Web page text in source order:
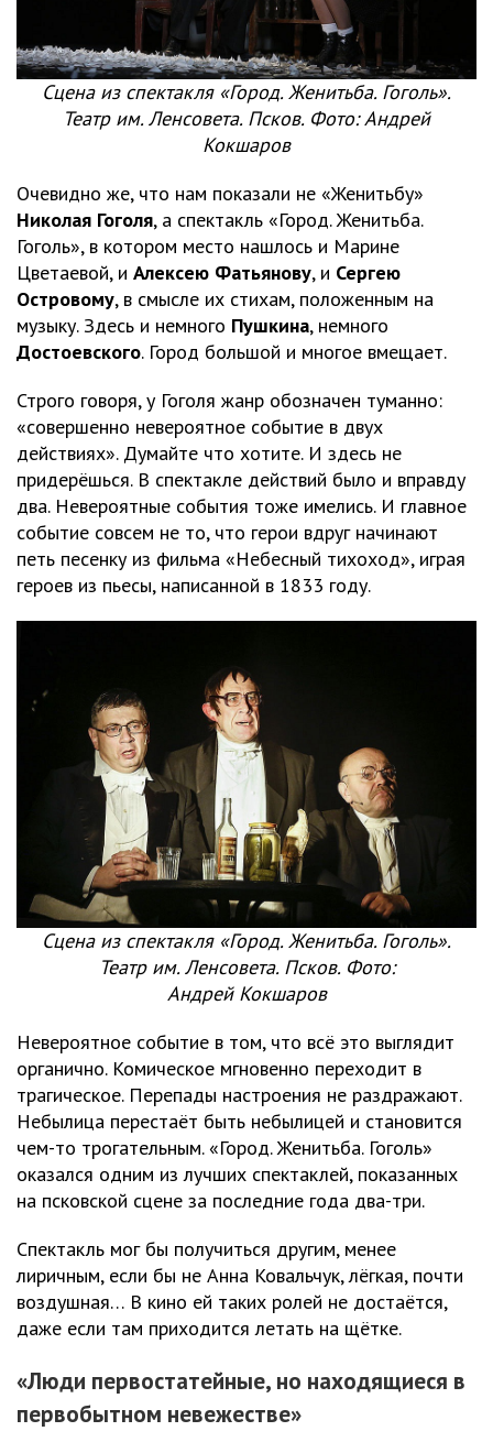
Сцена из спектакля «Город. Женитьба. Гоголь».
Театр им. Ленсовета. Псков. Фото: Андрей
Кокшаров
Очевидно же, что нам показали не «Женитьбу»
Николая Гоголя, а спектакль «Город. Женитьба.
Гоголь», в котором место нашлось и Марине
Цветаевой, и Алексею Фатьянову, и Сергею
Островому, в смысле их стихам, положенным на
музыку. Здесь и немного Пушкина, немного
Достоевского. Город большой и многое вмещает.
Строго говоря, у Гоголя жанр обозначен туманно:
«совершенно невероятное событие в двух
действиях». Думайте что хотите. И здесь не
придерёшься. В спектакле действий было и вправду
два. Невероятные события тоже имелись. И главное
событие совсем не то, что герои вдруг начинают
петь песенку из фильма «Небесный тихоход», играя
героев из пьесы, написанной в 1833 году.
Сцена из спектакля «Город. Женитьба. Гоголь».
Театр им. Ленсовета. Псков. Фото:
Андрей Кокшаров
Невероятное событие в том, что всё это выглядит
органично. Комическое мгновенно переходит в
трагическое. Перепады настроения не раздражают.
Небылица перестаёт быть небылицей и становится
чем-то трогательным. «Город. Женитьба. Гоголь»
оказался одним из лучших спектаклей, показанных
на псковской сцене за последние года два-три.
Спектакль мог бы получиться другим, менее
лиричным, если бы не Анна Ковальчук, лёгкая, почти
воздушная… В кино ей таких ролей не достаётся,
даже если там приходится летать на щётке.
«Люди первостатейные, но находящиеся в
первобытном невежестве»